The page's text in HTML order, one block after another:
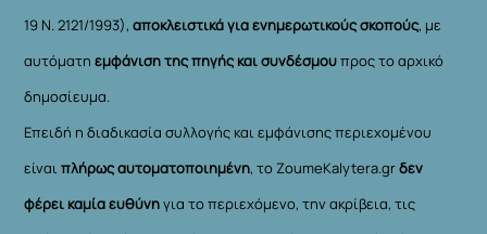
19 Ν. 2121/1993), αποκλειστικά για ενημερωτικούς σκοπούς, με
αυτόματηεμφάνιση της πηγής και συνδέσμουπρος το αρχικό
δημοσίευμα.
Επειδή η διαδικασία συλλογής και εμφάνισης περιεχομένου
είναιπλήρως αυτοματοποιημένη, το ZoumeKalytera.grδεν
φέρει καμία ευθύνηγια το περιεχόμενο, την ακρίβεια, τις